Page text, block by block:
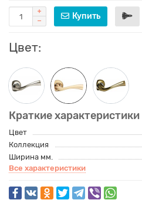
Купить
Цвет:
Краткие характеристики
Цвет
Коллекция
Ширина мм.
Все характеристики